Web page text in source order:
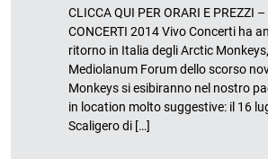
CLICCA QUI PER ORARI E PREZZI
CONCERTI 2014 Vivo Concerti ha
ritorno in Italia degli Arctic
Mediolanum Forum dello scorso
Monkeys si esibiranno nel nostro
in location molto suggestive: il 16
Scaligero di […]